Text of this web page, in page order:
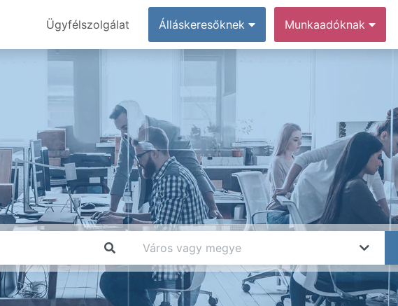
Ügyfélszolgálat Álláskeresőknek Munkaadóknak